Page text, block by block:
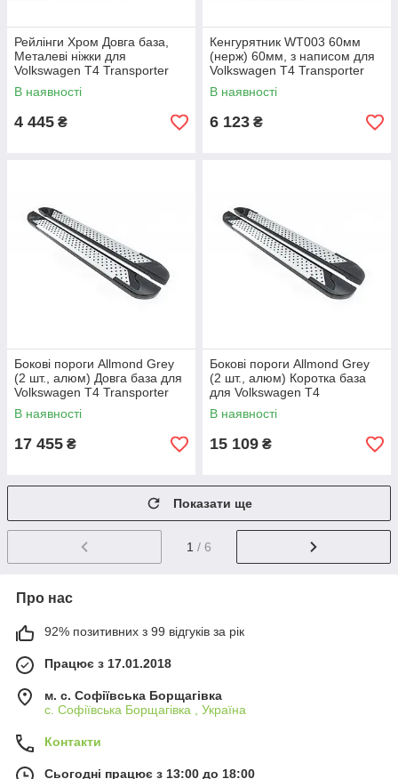
Рейлінги Хром Довга база,
Металеві ніжки для
Volkswagen T4 Transporter
1990-2003 рр
В наявності
4 445 ₴
Кенгурятник WT003 60мм
(нерж) 60мм, з написом для
Volkswagen T4 Transporter
1990-2003 рр
В наявності
6 123 ₴
Бокові пороги Allmond Grey
(2 шт., алюм) Довга база для
Volkswagen T4 Transporter
1990-2003 рр
В наявності
17 455 ₴
Бокові пороги Allmond Grey
(2 шт., алюм) Коротка база
для Volkswagen T4
Transporter 1990-2003 рр
В наявності
15 109 ₴
Показати ще
1 / 6
Про нас
92% позитивних з 99 відгуків за рік
Працює з 17.01.2018
м. c. Софіївська Борщагівка
c. Софіївська Борщагівка , Україна
Контакти
Сьогодні працює з 13:00 до 18:00